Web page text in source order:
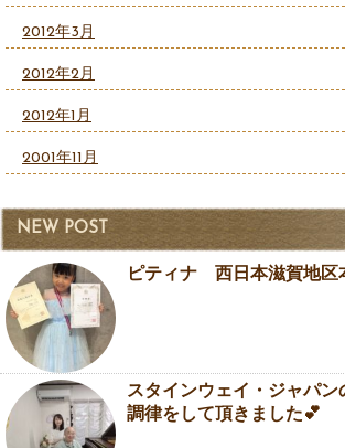
2012年3月
2012年2月
2012年1月
2001年11月
NEW POST
ピティナ 西日本滋賀地区
スタインウェイ・ジャパン
調律をして頂きました💕